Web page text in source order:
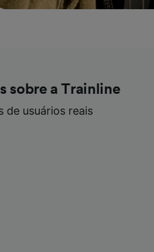
sobre a Trainline
de usuários reais